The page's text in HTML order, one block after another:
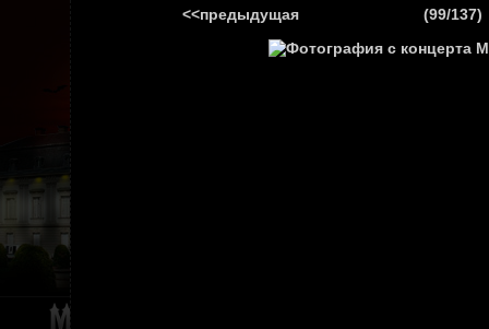
<<предыдущая (99/137)